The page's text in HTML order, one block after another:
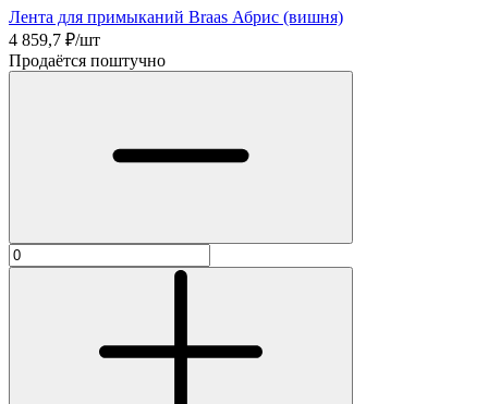
Лента для примыканий Braas Абрис (вишня)
4 859,7 ₽/шт
Продаётся поштучно